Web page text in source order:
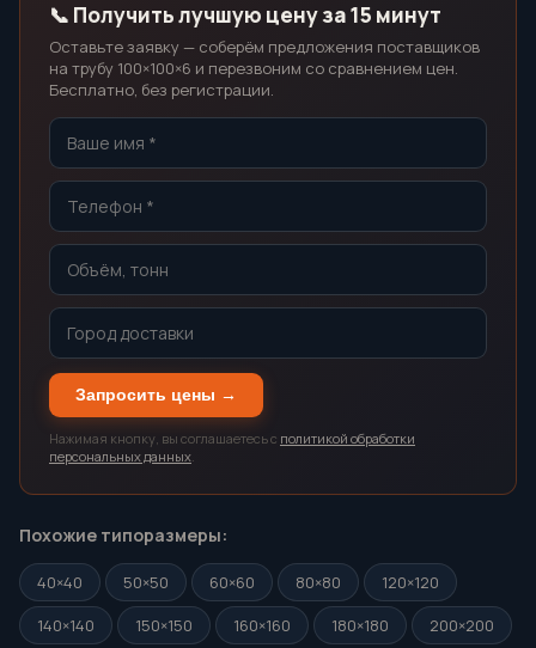
📞 Получить лучшую цену за 15 минут
Оставьте заявку — соберём предложения поставщиков
на трубу 100×100×6 и перезвоним со сравнением цен.
Бесплатно, без регистрации.
Запросить цены →
Нажимая кнопку, вы соглашаетесь с политикой обработки
персональных данных.
Похожие типоразмеры:
40×40 50×50 60×60 80×80
120×120
140×140
150×150 160×160 180×180 200×200